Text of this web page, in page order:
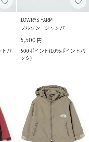
トバ
LOWRYS FARM
ブルゾン・ジャンパー
5,500 円
500ポイント(10%ポイントバ
ック)